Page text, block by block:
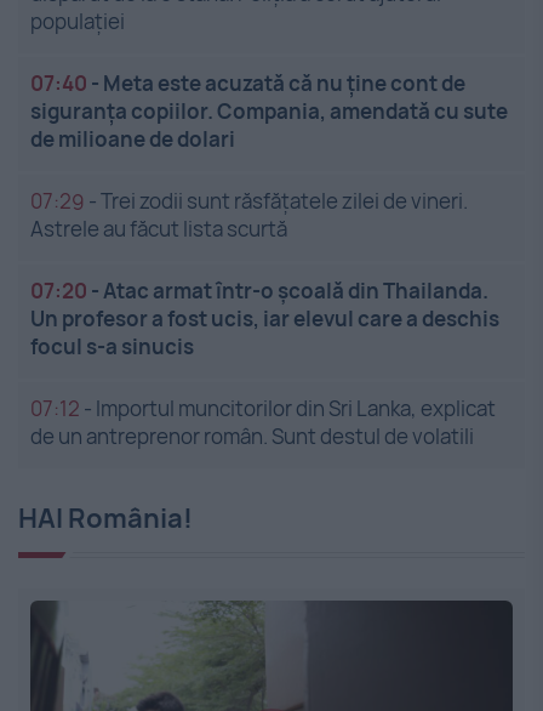
populației
07:40 - Meta este acuzată că nu ține cont de
siguranța copiilor. Compania, amendată cu sute
de milioane de dolari
07:29 -Trei zodii sunt răsfățatele zilei de vineri.
Astrele au făcut lista scurtă
07:20 -Atac armat într-o școală din Thailanda.
Un profesor a fost ucis, iar elevul care a deschis
focul s-a sinucis
07:12 - Importul muncitorilor din Sri Lanka, explicat
de un antreprenor român. Sunt destul de volatili
HAI România!